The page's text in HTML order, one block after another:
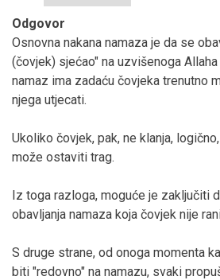
Odgovor
Osnovna nakana namaza je da se
(čovjek) sjećao" na uzvišenoga Allaha
namaz ima zadaću čovjeka trenutno
njega utjecati.
Ukoliko čovjek, pak, ne klanja,
može ostaviti trag.
Iz toga razloga, moguće je zaključiti
obavljanja namaza koja čovjek nije
S druge strane, od onoga momenta
biti "redovno" na namazu, svaki